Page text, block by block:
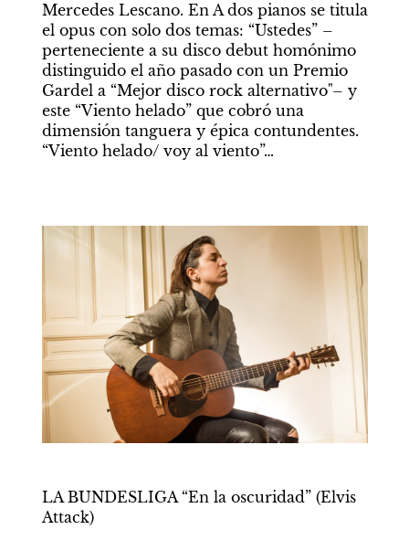
Mercedes Lescano. En A dos pianos se titula
el opus con solo dos temas: “Ustedes” –
perteneciente a su disco debut homónimo
distinguido el año pasado con un Premio
Gardel a “Mejor disco rock alternativo"– y
este “Viento helado” que cobró una
dimensión tanguera y épica contundentes.
“Viento helado/ voy al viento”…
LA BUNDESLIGA “En la oscuridad” (Elvis
Attack)